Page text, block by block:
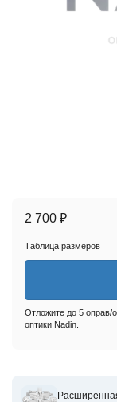
2 700 ₽
Таблица размеров
Отложите до 5 оправ/
оптики Nadin.